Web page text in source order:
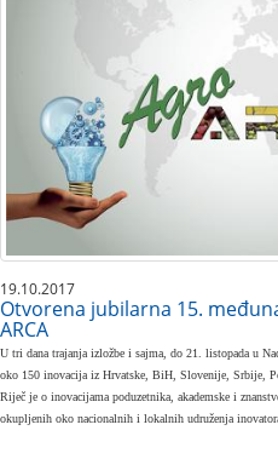
19.10.2017
Otvorena jubilarna 15.
ARCA
U tri dana trajanja izložbe i sajma, do 21. listopada u
oko 150 inovacija iz Hrvatske, BiH, Slovenije, Srbije,
Riječ je o inovacijama poduzetnika, akademske i
okupljenih oko nacionalnih i lokalnih udruženja